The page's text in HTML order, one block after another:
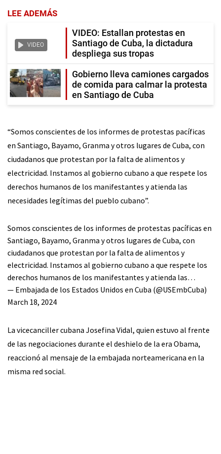
LEE ADEMÁS
VIDEO
VIDEO: Estallan protestas en
Santiago de Cuba, la dictadura
despliega sus tropas
Gobierno lleva camiones cargados
de comida para calmar la protesta
en Santiago de Cuba
“Somos conscientes de los informes de protestas pacíficas
en Santiago, Bayamo, Granma y otros lugares de Cuba, con
ciudadanos que protestan por la falta de alimentos y
electricidad. Instamos al gobierno cubano a que respete los
derechos humanos de los manifestantes y atienda las
necesidades legítimas del pueblo cubano”.
Somos conscientes de los informes de protestas pacíficas en
Santiago, Bayamo, Granma y otros lugares de Cuba, con
ciudadanos que protestan por la falta de alimentos y
electricidad. Instamos al gobierno cubano a que respete los
derechos humanos de los manifestantes y atienda las…
— Embajada de los Estados Unidos en Cuba (@USEmbCuba)
March 18, 2024
La vicecanciller cubana Josefina Vidal, quien estuvo al frente
de las negociaciones durante el deshielo de la era Obama,
reaccionó al mensaje de la embajada norteamericana en la
misma red social.